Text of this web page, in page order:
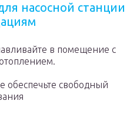
насосной станции
в помещение с
обеспечьте свободный